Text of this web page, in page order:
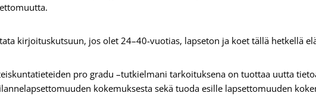
kirjoituskutsuun, jos olet 24–40-vuotias, lapseton ja koet tällä hetkellä
pro gradu –tutkielmani tarkoituksena on tuottaa uutta
kokemuksesta sekä tuoda esille lapsettomuuden